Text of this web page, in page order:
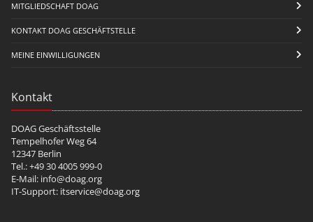
MITGLIEDSCHAFT DOAG
KONTAKT DOAG GESCHÄFTSTELLE
MEINE EINWILLIGUNGEN
Kontakt
DOAG Geschäftsstelle
Tempelhofer Weg 64
12347 Berlin
Tel.: +49 30 4005 999-0
E-Mail: info@doag.org
IT-Support: itservice@doag.org